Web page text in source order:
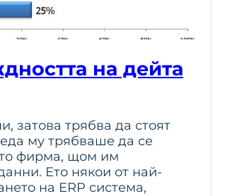
на дейта
затова трябва да стоят
му трябваше да се
фирма, щом им
Ето някои от най-
на ERP система,